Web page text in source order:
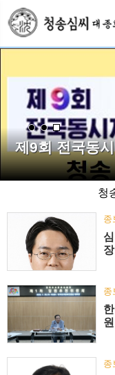
제9회 전국동
청
종
종
종